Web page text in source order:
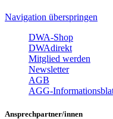
Navigation überspringen
DWA-Shop
DWAdirekt
Mitglied werden
Newsletter
AGB
AGG-
Ansprechpartner/innen